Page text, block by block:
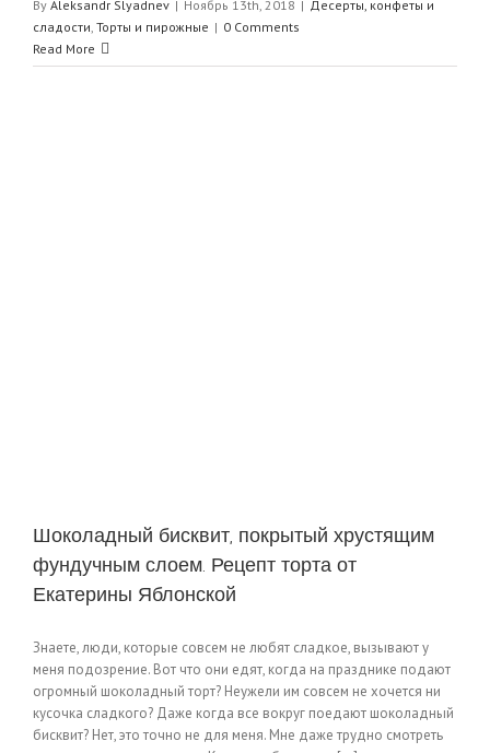
By Aleksandr Slyadnev | Ноябрь 13th, 2018 | Десерты, конфеты и
сладости, Торты и пирожные | 0 Comments
Read More
Шоколадный бисквит, покрытый хрустящим
фундучным слоем. Рецепт торта от
Екатерины Яблонской
Знаете, люди, которые совсем не любят сладкое, вызывают у
меня подозрение. Вот что они едят, когда на празднике подают
огромный шоколадный торт? Неужели им совсем не хочется ни
кусочка сладкого? Даже когда все вокруг поедают шоколадный
бисквит? Нет, это точно не для меня. Мне даже трудно смотреть